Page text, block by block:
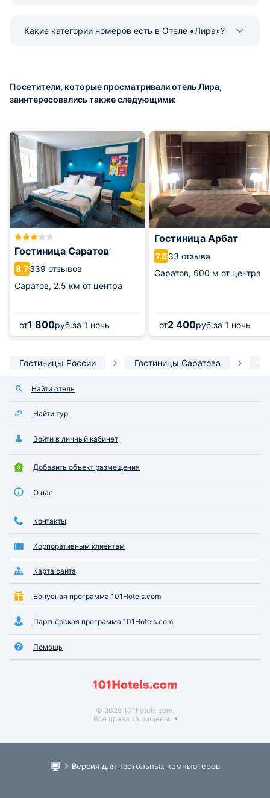
Какие категории номеров есть в Отеле «Лира»?
Посетители, которые просматривали отель Лира,
заинтересовались также следующими:
Гостиница Саратов
8.7339 отзывов
Саратов, 2.5 км от центра
от1 800руб.за 1 ночь
Гостиница Арбат
7.633 отзыва
Саратов, 600 м от центра
от2 400руб.за 1 ночь
Гостиницы России Гостиницы Саратова
Найти отель
Найти тур
Войти в личный кабинет
Добавить объект размещения
О нас
Контакты
Корпоративным клиентам
Карта сайта
Бонусная программа 101Hotels.com
Партнёрская программа 101Hotels.com
Помощь
© 2026 101hotels.com.
Все права защищены.
Версия для настольных компьютеров